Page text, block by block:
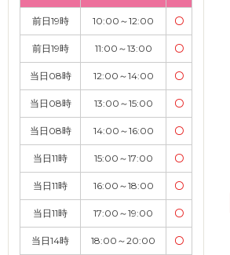
前日19時 10:00～12:00 〇
前日19時 11:00～13:00 〇
当日08時 12:00～14:00 〇
当日08時 13:00～15:00 〇
当日08時 14:00～16:00 〇
当日11時 15:00～17:00 〇
当日11時 16:00～18:00 〇
当日11時 17:00～19:00 〇
当日14時 18:00～20:00 〇